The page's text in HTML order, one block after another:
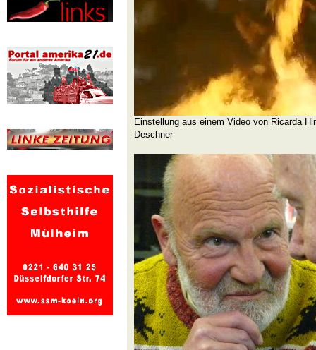
Einstellung aus einem Video von Ricarda
Deschner